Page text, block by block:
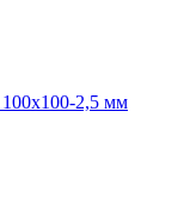
100х100-2,5 мм